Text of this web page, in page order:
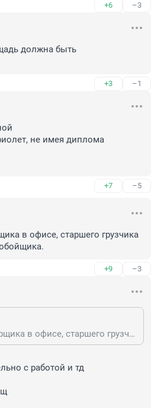
+6 –3
должна быть
+3 –1
не имея диплома
+7 –5
в офисе, старшего грузчика
+9 –3
Да, пойдёт далеко! Его ждёт карьера старшего уборщика в офисе, старшего грузчика на складе или, наконец, выучится на шофёра-дальнобойщика.
с работой и тд